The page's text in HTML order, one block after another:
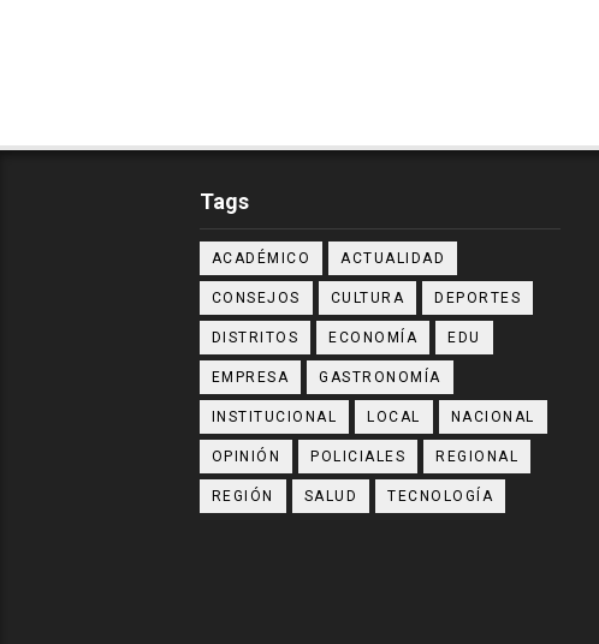
Tags
ACADÉMICO ACTUALIDAD
CONSEJOS CULTURA DEPORTES
DISTRITOS ECONOMÍA EDU
EMPRESA GASTRONOMÍA
INSTITUCIONAL LOCAL NACIONAL
OPINIÓN POLICIALES REGIONAL
REGIÓN SALUD TECNOLOGÍA